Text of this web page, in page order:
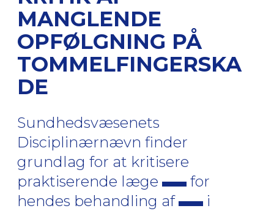
MANGLENDE
OPFØLGNING PÅ
TOMMELFINGERSKA
DE
Sundhedsvæsenets
Disciplinærnævn finder
grundlag for at kritisere
praktiserende læge
for
hendes behandling af
i